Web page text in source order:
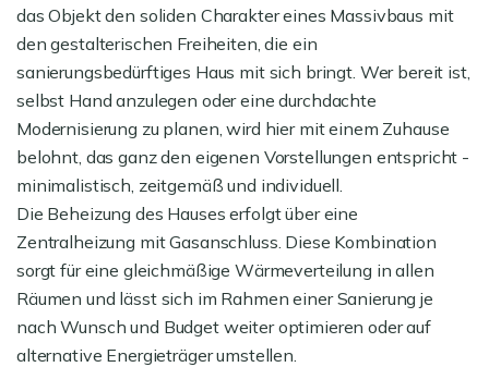
das Objekt den soliden Charakter eines Massivbaus mit
den gestalterischen Freiheiten, die ein
sanierungsbedürftiges Haus mit sich bringt. Wer bereit ist,
selbst Hand anzulegen oder eine durchdachte
Modernisierung zu planen, wird hier mit einem Zuhause
belohnt, das ganz den eigenen Vorstellungen entspricht -
minimalistisch, zeitgemäß und individuell.
Die Beheizung des Hauses erfolgt über eine
Zentralheizung mit Gasanschluss. Diese Kombination
sorgt für eine gleichmäßige Wärmeverteilung in allen
Räumen und lässt sich im Rahmen einer Sanierung je
nach Wunsch und Budget weiter optimieren oder auf
alternative Energieträger umstellen.